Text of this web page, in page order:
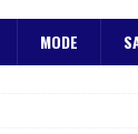
MODE